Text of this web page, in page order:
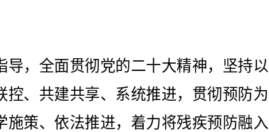
导，全面贯彻党的二十大精神，坚持以
、共建共享、系统推进，贯彻预防为
策、依法推进，着力将残疾预防融入